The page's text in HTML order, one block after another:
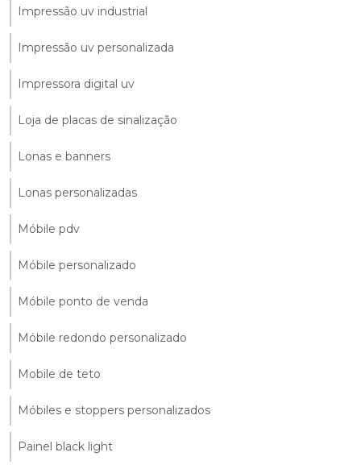
Impressão uv industrial
Impressão uv personalizada
Impressora digital uv
Loja de placas de sinalização
Lonas e banners
Lonas personalizadas
Móbile pdv
Móbile personalizado
Móbile ponto de venda
Móbile redondo personalizado
Mobile de teto
Móbiles e stoppers personalizados
Painel black light